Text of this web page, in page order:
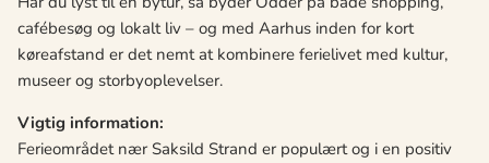
cafébesøg og lokalt liv – og med Aarhus inden for kort
køreafstand er det nemt at kombinere ferielivet med kultur,
museer og storbyoplevelser.
Vigtig information:
Ferieområdet nær Saksild Strand er populært og i en positiv